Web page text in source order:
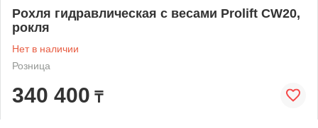
Рохля гидравлическая с весами Prolift CW20,
рокля
Нет в наличии
Розница
340 400 ₸